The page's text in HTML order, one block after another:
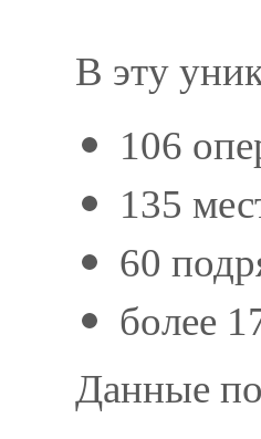
В эту
106
135
60
более
Данные